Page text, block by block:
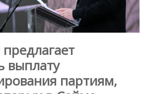
выплату
партиям,